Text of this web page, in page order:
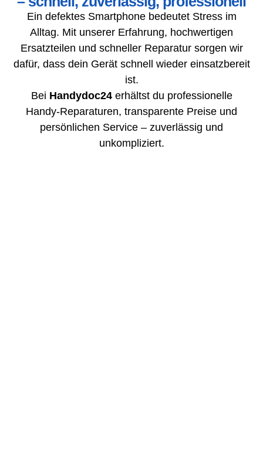
Ein defektes Smartphone bedeutet Stress im
Alltag. Mit unserer Erfahrung, hochwertigen
Ersatzteilen und schneller Reparatur sorgen wir
dafür, dass dein Gerät schnell wieder einsatzbereit
ist.
Bei Handydoc24erhältst du professionelle
Handy-Reparaturen, transparente Preise und
persönlichen Service – zuverlässig und
unkompliziert.